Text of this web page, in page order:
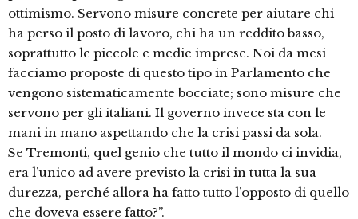
ottimismo. Servono misure concrete per aiutare chi
ha perso il posto di lavoro, chi ha un reddito basso,
soprattutto le piccole e medie imprese. Noi da mesi
facciamo proposte di questo tipo in Parlamento che
vengono sistematicamente bocciate; sono misure che
servono per gli italiani. Il governo invece sta con le
mani in mano aspettando che la crisi passi da sola.
Se Tremonti, quel genio che tutto il mondo ci invidia,
era l’unico ad avere previsto la crisi in tutta la sua
durezza, perché allora ha fatto tutto l’opposto di quello
che doveva essere fatto?”.